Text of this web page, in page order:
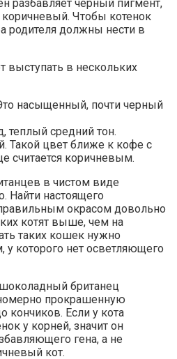
разбавляет черный пигмент,
Чтобы котенок
родителя должны нести в
в нескольких
насыщенный, почти черный
средний тон.
Такой цвет ближе к кофе с
считается коричневым.
в чистом виде
Найти настоящего
окрасом довольно
котят выше, чем на
таких кошек нужно
которого нет осветляющего
британец
прокрашенную
кончиков. Если у кота
у корней, значит он
гена, а не
кот.